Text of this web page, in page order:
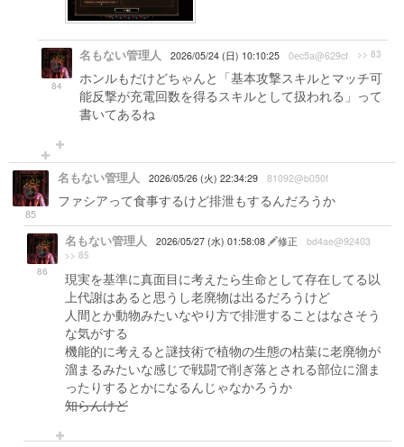
84
名もない管理人 2026/05/24 (日) 10:10:25 0ec5a@629cf >> 83
ホンルもだけどちゃんと「基本攻撃スキルとマッチ可
能反撃が充電回数を得るスキルとして扱われる」って
書いてあるね
85
名もない管理人 2026/05/26 (火) 22:34:29 81092@b050f
ファシアって食事するけど排泄もするんだろうか
86
名もない管理人 2026/05/27 (水) 01:58:08 修正 bd4ae@92403
>> 85
現実を基準に真面目に考えたら生命として存在してる以
上代謝はあると思うし老廃物は出るだろうけど
人間とか動物みたいなやり方で排泄することはなさそう
な気がする
機能的に考えると謎技術で植物の生態の枯葉に老廃物が
溜まるみたいな感じで戦闘で削ぎ落とされる部位に溜ま
ったりするとかになるんじゃなかろうか
知らんけど